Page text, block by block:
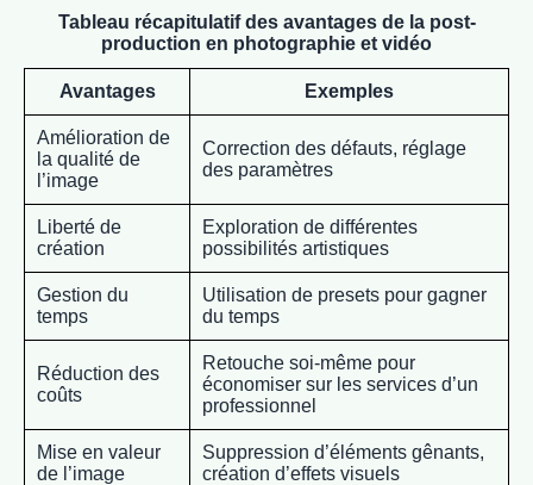
Tableau récapitulatif des avantages de la post-
production en photographie et vidéo
Avantages Exemples
Amélioration de
la qualité de
l’image
Correction des défauts, réglage
des paramètres
Liberté de
création
Exploration de différentes
possibilités artistiques
Gestion du
temps
Utilisation de presets pour gagner
du temps
Réduction des
coûts
Retouche soi-même pour
économiser sur les services d’un
professionnel
Mise en valeur
de l’image
Suppression d’éléments gênants,
création d’effets visuels